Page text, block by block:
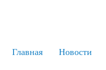
Главная Новости